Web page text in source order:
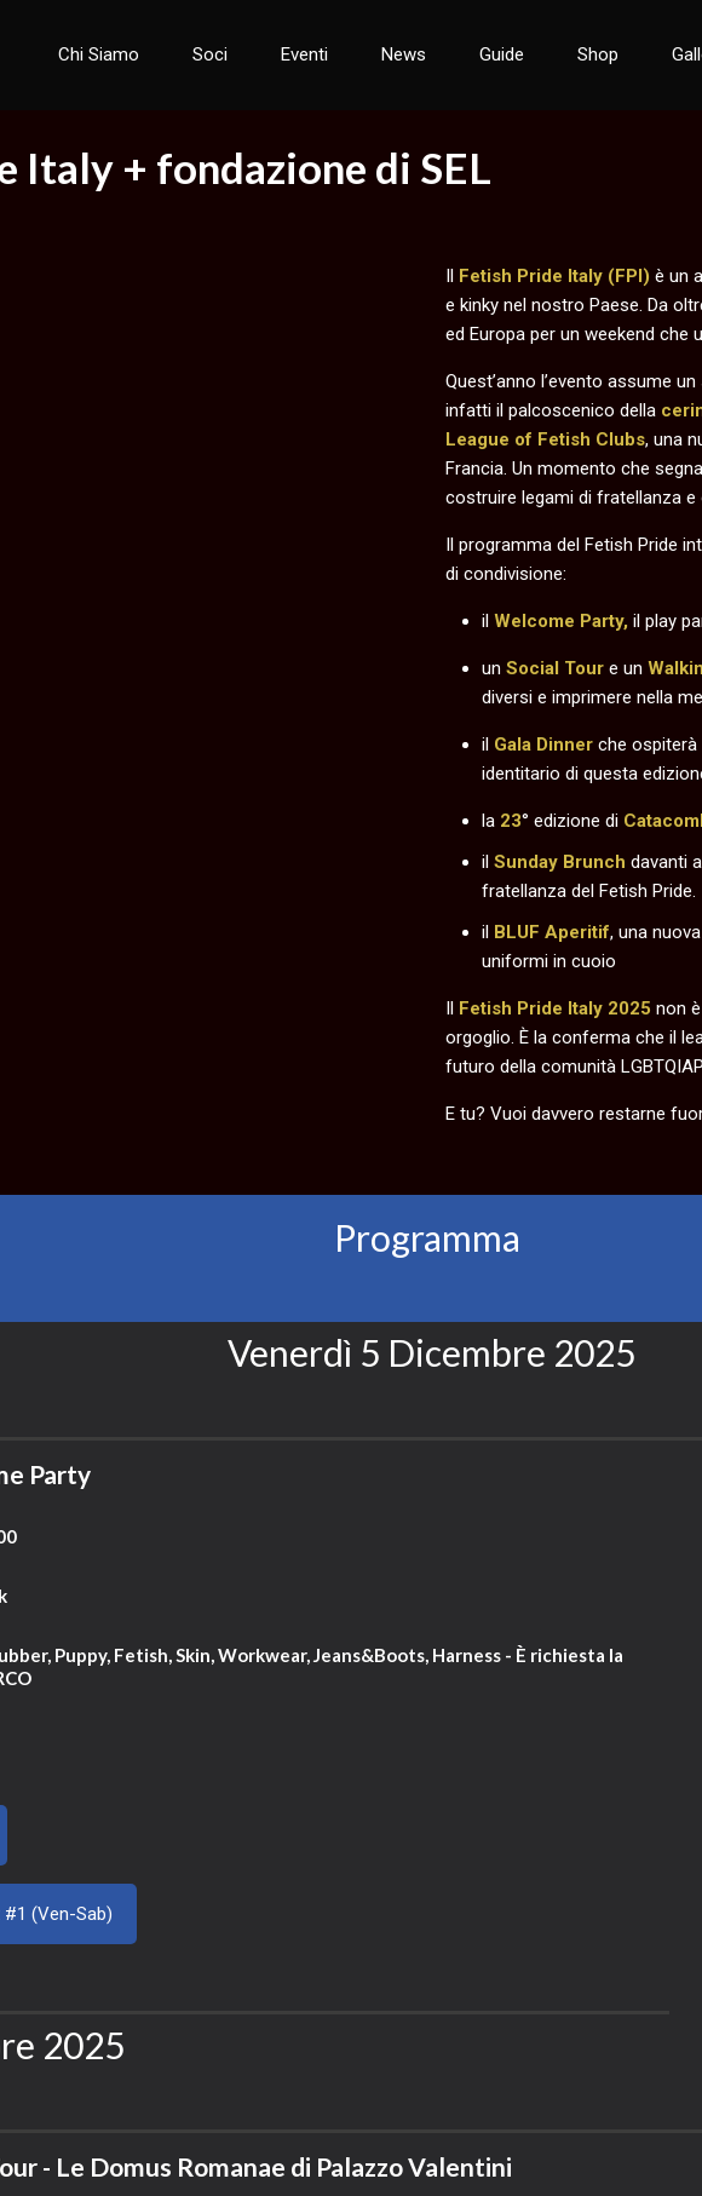
Chi Siamo Soci Eventi News Guide Shop
Italy + fondazione di SEL
Il Fetish Pride Italy (FPI) è un
e kinky nel nostro Paese. Da
ed Europa per un weekend che
Quest’anno l’evento assume
infatti il palcoscenico della
League of Fetish Clubs, una
Francia. Un momento che
costruire legami di fratellanza e
Il programma del Fetish Pride
di condivisione:
il Welcome Party, il play
un Social Tour e un
diversi e imprimere nella
il Gala Dinner che
identitario di questa
la 23° edizione di
il Sunday Brunch davanti
fratellanza del Fetish Pride.
il BLUF Aperitif, una
uniformi in cuoio
Il Fetish Pride Italy 2025 non
orgoglio. È la conferma che il
futuro della comunità
E tu? Vuoi davvero restarne
Programma
Venerdì 5 Dicembre 2025
Party
Puppy, Fetish, Skin, Workwear, Jeans&Boots, Harness - È richiesta la
(Ven-Sab)
2025
- Le Domus Romanae di Palazzo Valentini